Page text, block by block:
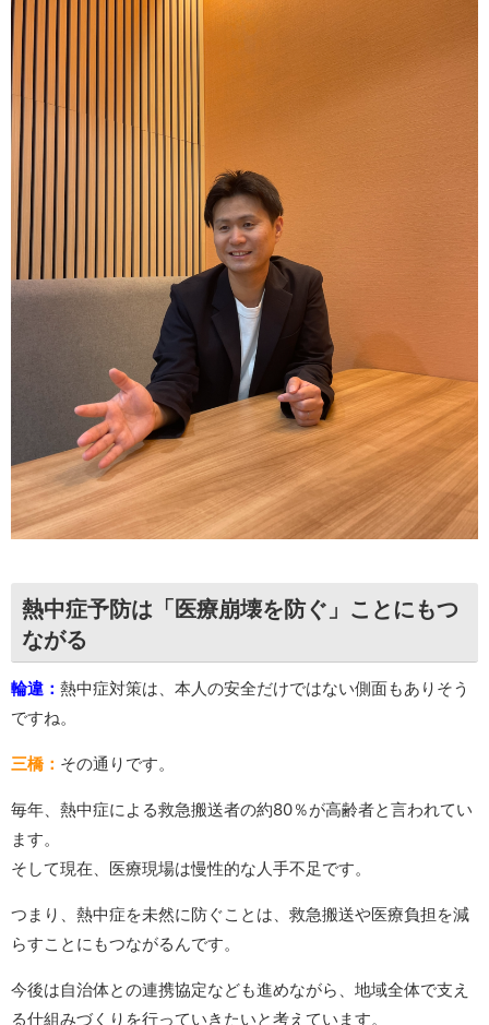
熱中症予防は「医療崩壊を防ぐ」ことにもつ
ながる
輪違： 熱中症対策は、本人の安全だけではない側面もありそう
ですね。
三橋： その通りです。
毎年、熱中症による救急搬送者の約80％が高齢者と言われてい
ます。
そして現在、医療現場は慢性的な人手不足です。
つまり、熱中症を未然に防ぐことは、救急搬送や医療負担を減
らすことにもつながるんです。
今後は自治体との連携協定なども進めながら、地域全体で支え
る仕組みづくりを行っていきたいと考えています。